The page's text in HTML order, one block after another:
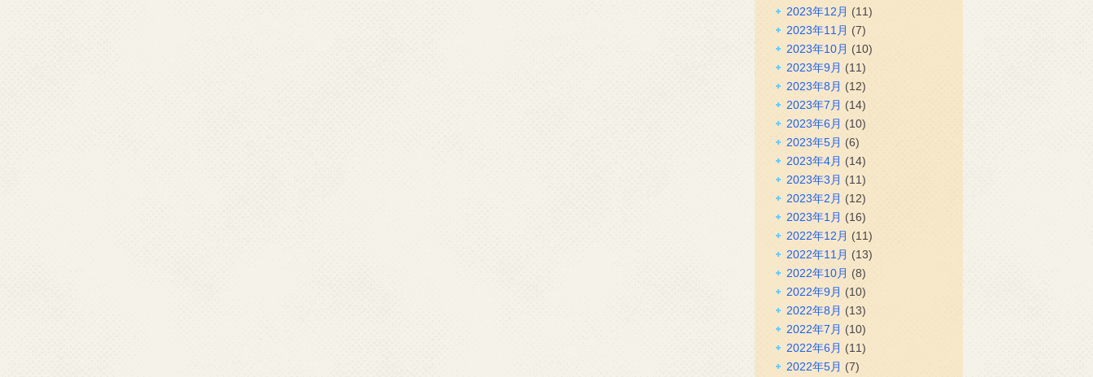
2023年12月 (11)
2023年11月 (7)
2023年10月 (10)
2023年9月 (11)
2023年8月 (12)
2023年7月 (14)
2023年6月 (10)
2023年5月 (6)
2023年4月 (14)
2023年3月 (11)
2023年2月 (12)
2023年1月 (16)
2022年12月 (11)
2022年11月 (13)
2022年10月 (8)
2022年9月 (10)
2022年8月 (13)
2022年7月 (10)
2022年6月 (11)
2022年5月 (7)